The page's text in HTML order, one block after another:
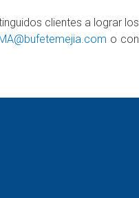
clientes a lograr los
o con